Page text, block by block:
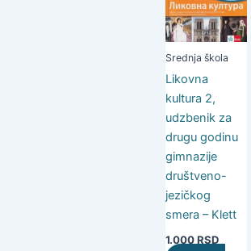
Srednja škola
Likovna
kultura 2,
udzbenik za
drugu godinu
gimnazije
društveno-
jezičkog
smera – Klett
1.000RSD